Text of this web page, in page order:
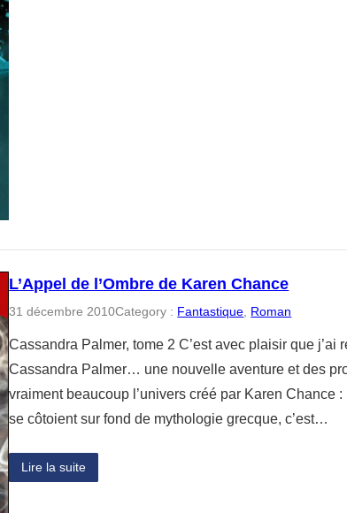
L’Appel de l’Ombre de Karen Chance
31 décembre 2010Category : Fantastique, Roman
Cassandra Palmer, tome 2 C’est avec plaisir que
Cassandra Palmer… une nouvelle aventure et des
vraiment beaucoup l’univers créé par Karen Chance
se côtoient sur fond de mythologie grecque, c’est…
Lire la suite